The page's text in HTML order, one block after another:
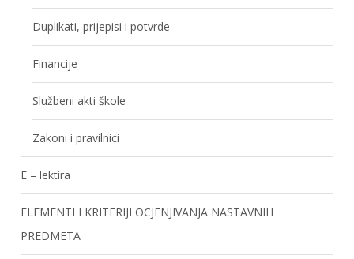
Duplikati, prijepisi i potvrde
Financije
Službeni akti škole
Zakoni i pravilnici
E – lektira
ELEMENTI I KRITERIJI OCJENJIVANJA NASTAVNIH
PREDMETA